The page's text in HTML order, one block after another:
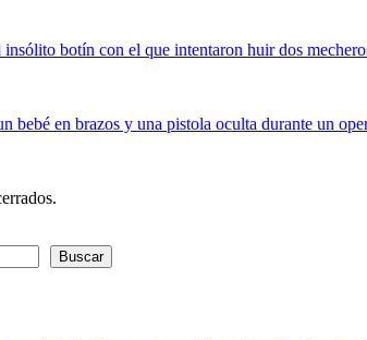
botín con el que intentaron huir dos
bebé en brazos y una pistola oculta durante un
Buscar